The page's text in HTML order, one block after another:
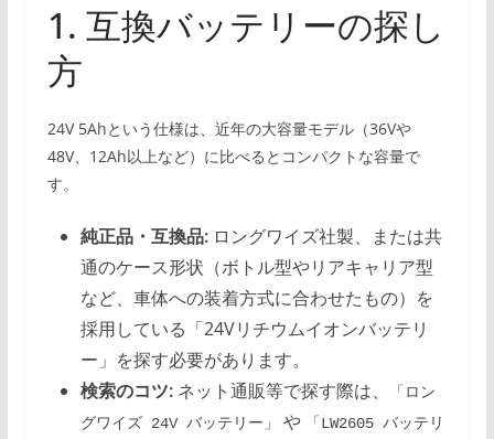
1. 互換バッテリーの探し
方
24V 5Ahという仕様は、近年の大容量モデル（36Vや
48V、12Ah以上など）に比べるとコンパクトな容量で
す。
純正品・互換品:ロングワイズ社製、または共
通のケース形状（ボトル型やリアキャリア型
など、車体への装着方式に合わせたもの）を
採用している「24Vリチウムイオンバッテリ
ー」を探す必要があります。
検索のコツ:ネット通販等で探す際は、
「ロン
グワイズ 24V バッテリー」
や
「LW2605 バッテリ